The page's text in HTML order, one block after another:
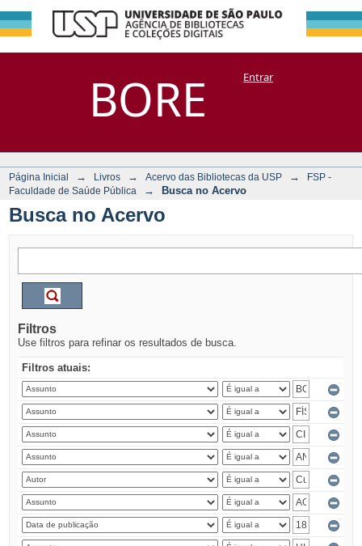
BORE
Busca no Acervo
DSpace/Manakin + CoriscoEntrar
Página Inicial → Livros → Acervo das Bibliotecas da USP →
FSP -
Faculdade de Saúde Pública
→ Busca no Acervo
Busca no Acervo
Filtros
Use filtros para refinar os resultados de busca.
Filtros atuais: